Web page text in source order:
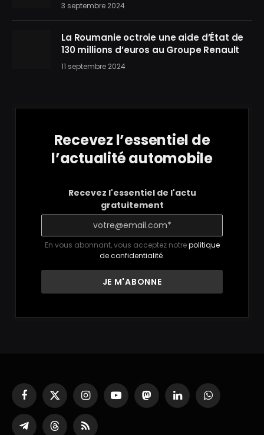
3 septembre 2024
La Roumanie octroie une aide d’État de
130 millions d’euros au Groupe Renault
11 septembre 2024
Recevez l’essentiel de
l’actualité automobile
Recevez l'essentiel de l'actu
gratuitement
En vous abonnant, vous acceptez notrepolitique
de confidentialité.
Facebook
X
(Twitter)
InstagramYouTubeMastodonLinkedInWhatsApp
PartagerThreadsRSS